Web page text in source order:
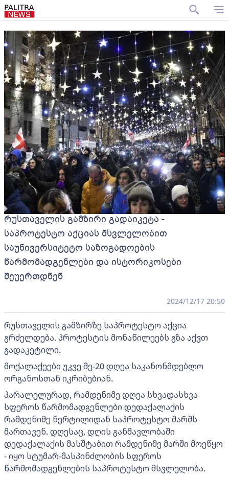
რუსთაველის გამზირი გადაიკეტა -
საპროტესტო აქციას მსვლელობით
საუნივერსიტეტო საზოგადოების
წარმომადგენლები და ისტორიკოსები
შეუერთდნენ
2024/12/17 20:50
რუსთაველის გამზირზე საპროტესტო აქცია
გრძელდება. პროტესტის მონაწილეებს გზა აქვთ
გადაკეტილი.
მოქალაქეები უკვე მე-20 დღეა საკანონმდებლო
ორგანოსთან იკრიბებიან.
პარალელურად, რამდენიმე დღეა სხვადასხვა
სფეროს წარმომადგენლები დედაქალაქის
რამდენიმე წერტილიდან საპროტესტო მარშს
მართავენ. დღესაც, დღის განმავლობაში
დედაქალაქის მასშტაბით რამდენიმე მარში მოეწყო
- იყო სტუმარ-მასპინძლობის სფეროს
წარმომადგენლების საპროტესტო მსვლელობა.